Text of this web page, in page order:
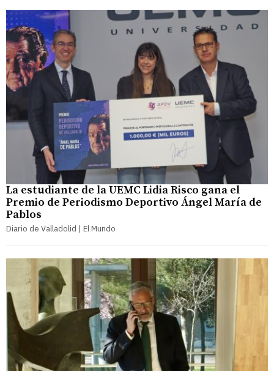
La estudiante de la UEMC Lidia Risco gana el
Premio de Periodismo Deportivo Ángel María de
Pablos
Diario de Valladolid | El Mundo